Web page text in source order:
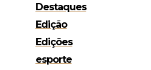
Destaques
Edição
Edições
esporte